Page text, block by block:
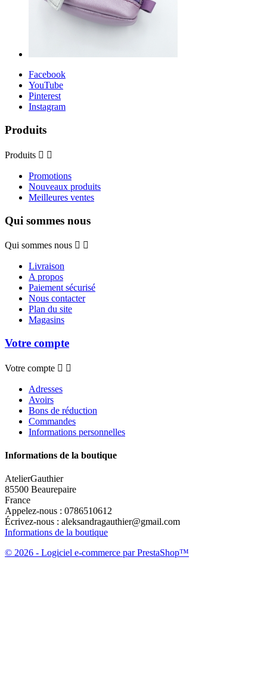
Facebook
YouTube
Pinterest
Instagram
Produits
Produits  
Promotions
Nouveaux produits
Meilleures ventes
Qui sommes nous
Qui sommes nous  
Livraison
A propos
Paiement sécurisé
Nous contacter
Plan du site
Magasins
Votre compte
Votre compte  
Adresses
Avoirs
Bons de réduction
Commandes
Informations personnelles
Informations de la boutique
AtelierGauthier
85500 Beaurepaire
France
Appelez-nous : 0786510612
Écrivez-nous : aleksandragauthier@gmail.com
Informations de la boutique
© 2026 - Logiciel e-commerce par PrestaShop™